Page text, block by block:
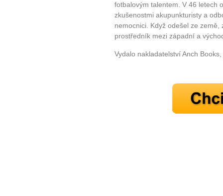
10 tipů
Máte pocit, že jste unaveni
fotbalovým talentem. V 46 letech
zkušenostmi akupunkturisty a
nemocnici. Když odešel ze
prostředník mezi západní a
Vydalo nakladatelství Anch